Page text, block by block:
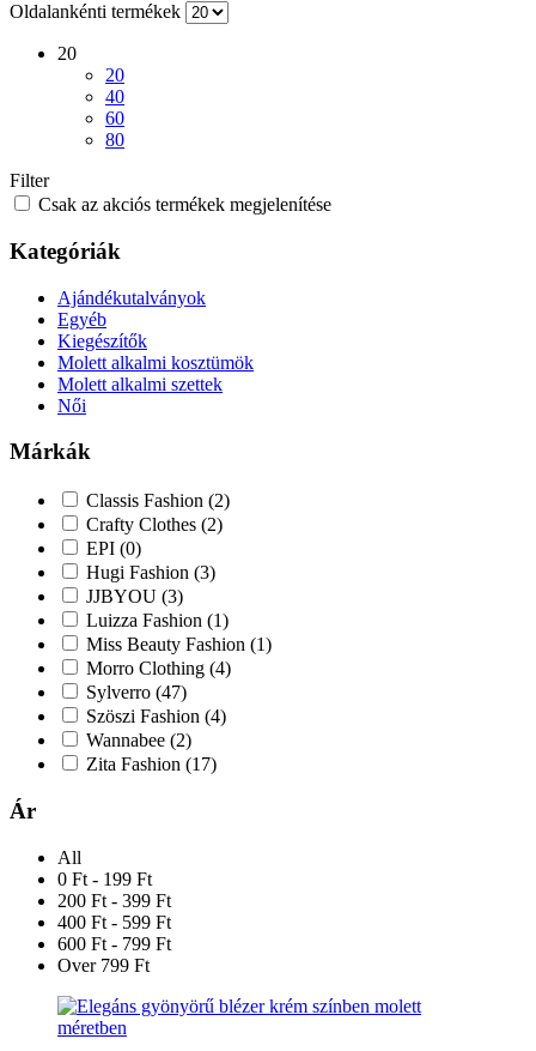
Oldalankénti termékek
20
20
40
60
80
Filter
Csak az akciós termékek megjelenítése
Kategóriák
Ajándékutalványok
Egyéb
Kiegészítők
Molett alkalmi kosztümök
Molett alkalmi szettek
Női
Márkák
Classis Fashion (2)
Crafty Clothes (2)
EPI (0)
Hugi Fashion (3)
JJBYOU (3)
Luizza Fashion (1)
Miss Beauty Fashion (1)
Morro Clothing (4)
Sylverro (47)
Szöszi Fashion (4)
Wannabee (2)
Zita Fashion (17)
Ár
All
0 Ft - 199 Ft
200 Ft - 399 Ft
400 Ft - 599 Ft
600 Ft - 799 Ft
Over 799 Ft